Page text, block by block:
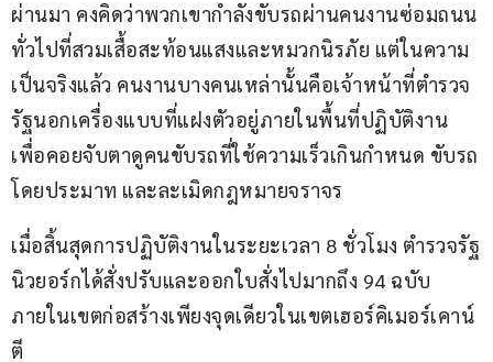
ผ่านมา คงคิดว่าพวกเขากำลังขับรถผ่านคนงานซ่อมถนน
ทั่วไปที่สวมเสื้อสะท้อนแสงและหมวกนิรภัย แต่ในความ
เป็นจริงแล้ว คนงานบางคนเหล่านั้นคือเจ้าหน้าที่ตำรวจ
รัฐนอกเครื่องแบบที่แฝงตัวอยู่ภายในพื้นที่ปฏิบัติงาน
เพื่อคอยจับตาดูคนขับรถที่ใช้ความเร็วเกินกำหนด ขับรถ
โดยประมาท และละเมิดกฎหมายจราจร
เมื่อสิ้นสุดการปฏิบัติงานในระยะเวลา 8 ชั่วโมง ตำรวจรัฐ
นิวยอร์กได้สั่งปรับและออกใบสั่งไปมากถึง 94 ฉบับ
ภายในเขตก่อสร้างเพียงจุดเดียวในเขตเฮอร์คิเมอร์เคาน์
ตี